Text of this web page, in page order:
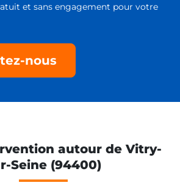
et sans engagement pour votre
nous
autour de Vitry-
Seine (94400)